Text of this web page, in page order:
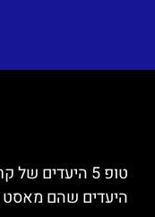
טופ 5 היעדים
היעדים שהם מאסט